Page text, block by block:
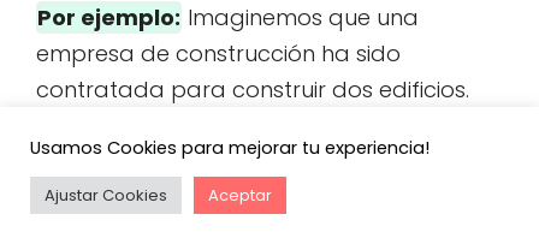
Por ejemplo: Imaginemos que una
empresa de construcción ha sido
contratada para construir dos edificios.
requerimientos diferentes, por lo que se
consideran como órdenes de trabajo
Usamos Cookies para mejorar tu experiencia!
Ajustar Cookies Aceptar